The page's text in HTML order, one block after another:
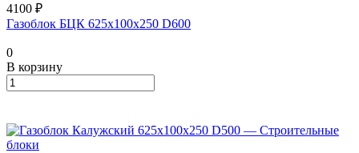
4100 ₽
Газоблок БЦК 625х100х250 D600
0
В корзину